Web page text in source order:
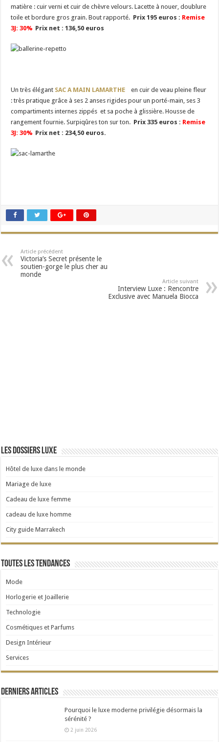
matière : cuir verni et cuir de chèvre velours. Lacette à nouer, doublure
toile et bordure gros grain. Bout rapporté. Prix 195 euros : Remise
3J: 30% Prix net : 136,50 euros
Un très élégant SAC A MAIN LAMARTHE
en cuir de veau pleine fleur
: très pratique grâce à ses 2 anses rigides pour un porté-main, ses 3
compartiments internes zippés et sa poche à glissière. Housse de
rangement fournie. Surpiqûres ton sur ton. Prix 335 euros : Remise
3J: 30% Prix net : 234,50 euros.
Article précédent
Victoria’s Secret présente le
soutien-gorge le plus cher au
monde
Article suivant
Interview Luxe : Rencontre
Exclusive avec Manuela Biocca
Les dossiers luxe
Hôtel de luxe dans le monde
Mariage de luxe
Cadeau de luxe femme
cadeau de luxe homme
City guide Marrakech
Toutes les tendances
Mode
Horlogerie et Joaillerie
Technologie
Cosmétiques et Parfums
Design Intérieur
Services
Derniers articles
Pourquoi le luxe moderne privilégie désormais la
sérénité ?
2 juin 2026